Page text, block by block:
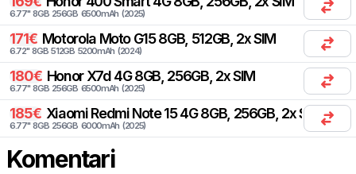
6.77" 8GB 256GB 6500mAh (2025)
171€ Motorola Moto G15 8GB, 512GB, 2x SIM
6.72" 8GB 512GB 5200mAh (2024)
180€ Honor X7d 4G 8GB, 256GB, 2x SIM
6.77" 8GB 256GB 6500mAh (2025)
185€ Xiaomi Redmi Note 15 4G 8GB, 256GB, 2x SIM
6.77" 8GB 256GB 6000mAh (2025)
Komentari